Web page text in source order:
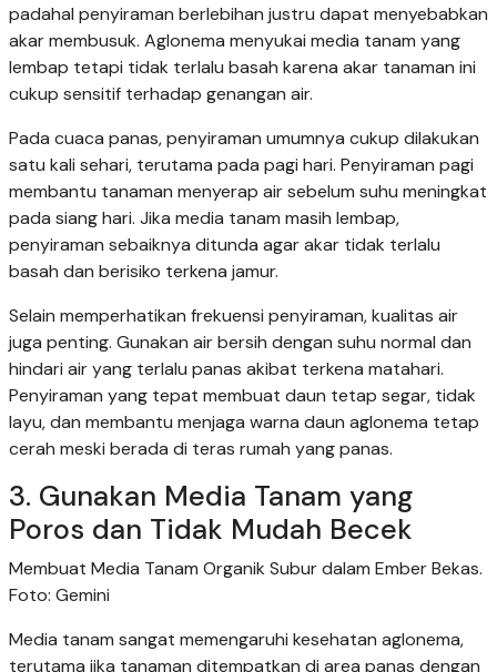
padahal penyiraman berlebihan justru dapat menyebabkan
akar membusuk. Aglonema menyukai media tanam yang
lembap tetapi tidak terlalu basah karena akar tanaman ini
cukup sensitif terhadap genangan air.
Pada cuaca panas, penyiraman umumnya cukup dilakukan
satu kali sehari, terutama pada pagi hari. Penyiraman pagi
membantu tanaman menyerap air sebelum suhu meningkat
pada siang hari. Jika media tanam masih lembap,
penyiraman sebaiknya ditunda agar akar tidak terlalu
basah dan berisiko terkena jamur.
Selain memperhatikan frekuensi penyiraman, kualitas air
juga penting. Gunakan air bersih dengan suhu normal dan
hindari air yang terlalu panas akibat terkena matahari.
Penyiraman yang tepat membuat daun tetap segar, tidak
layu, dan membantu menjaga warna daun aglonema tetap
cerah meski berada di teras rumah yang panas.
3. Gunakan Media Tanam yang
Poros dan Tidak Mudah Becek
Membuat Media Tanam Organik Subur dalam Ember Bekas.
Foto: Gemini
Media tanam sangat memengaruhi kesehatan aglonema,
terutama jika tanaman ditempatkan di area panas dengan